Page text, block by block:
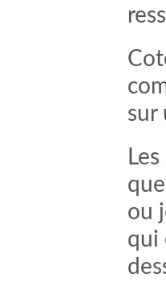
sur
ou
qui